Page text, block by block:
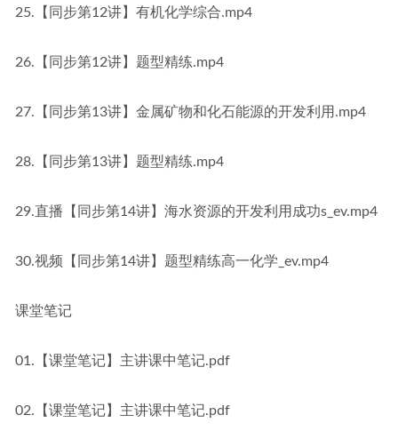
25.【同步第12讲】有机化学综合.mp4
26.【同步第12讲】题型精练.mp4
27.【同步第13讲】金属矿物和化石能源的开发利用.mp4
28.【同步第13讲】题型精练.mp4
29.直播【同步第14讲】海水资源的开发利用成功s_ev.mp4
30.视频【同步第14讲】题型精练高一化学_ev.mp4
课堂笔记
01.【课堂笔记】主讲课中笔记.pdf
02.【课堂笔记】主讲课中笔记.pdf